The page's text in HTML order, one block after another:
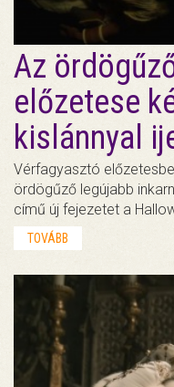
Az
előzetese
kislánnyal
Vérfagyasztó
ördögűző legújabb
című új fejezetet a
TOVÁBB